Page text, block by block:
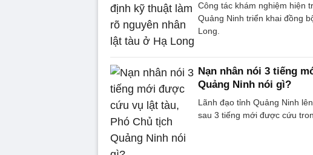
Công tác khám nghiệm hiện
Quảng Ninh triển khai đồng
Long.
Nạn nhân nói 3 tiếng
Quảng Ninh nói gì?
Lãnh đạo tỉnh Quảng Ninh
sau 3 tiếng mới được cứu